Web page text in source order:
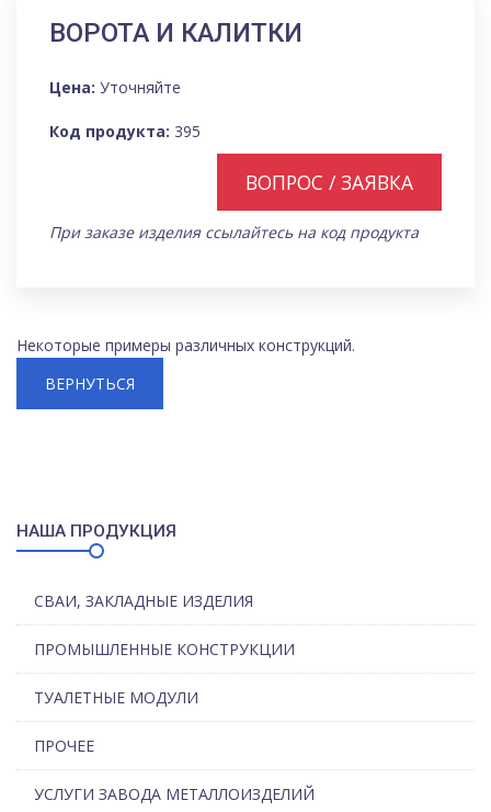
ВОРОТА И КАЛИТКИ
Цена: Уточняйте
Код продукта: 395
ВОПРОС / ЗАЯВКА
При заказе изделия ссылайтесь на код продукта
Некоторые примеры различных конструкций.
ВЕРНУТЬСЯ
НАША ПРОДУКЦИЯ
СВАИ, ЗАКЛАДНЫЕ ИЗДЕЛИЯ
ПРОМЫШЛЕННЫЕ КОНСТРУКЦИИ
ТУАЛЕТНЫЕ МОДУЛИ
ПРОЧЕЕ
УСЛУГИ ЗАВОДА МЕТАЛЛОИЗДЕЛИЙ